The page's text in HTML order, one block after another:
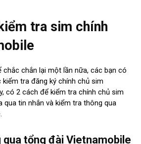
tra sim chính
chắc chắn lại một lần nữa, các bạn có
tra đăng ký chính chủ sim
có 2 cách để kiểm tra chính chủ sim
qua tin nhắn và kiểm tra thông qua
qua tổng đài Vietnamobile